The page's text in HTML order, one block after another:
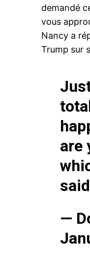
demandé
vous
Nancy a
Trump sur
are
—